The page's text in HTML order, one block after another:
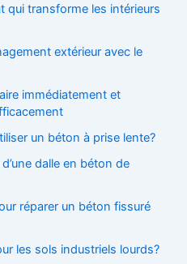
qui transforme les intérieurs
extérieur avec le
immédiatement et
un béton à prise lente?
dalle en béton de
réparer un béton fissuré
les sols industriels lourds?